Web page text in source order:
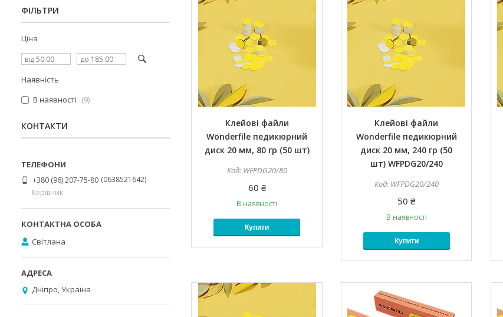
Клейові файли
Wonderfile педикюрний
диск 20 мм, 80 гр (50 шт)
WFPDG20/80
60 ₴
В наявності
Купити
Клейові файли
Wonderfile педикюрний
диск 20 мм, 240 гр (50
шт) WFPDG20/240
WFPDG20/240
50 ₴
В наявності
Купити
ФІЛЬТРИ
Ціна
Наявність
В наявності
9
КОНТАКТИ
+380 (96) 207-75-80 0638521642
Керівник
Світлана
Дніпро, Україна